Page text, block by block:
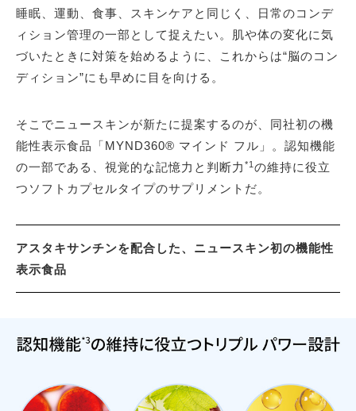
睡眠、運動、食事、スキンケアと同じく、日常のコンデ
ィション管理の一部として捉えたい。肌や体の変化に気
づいたときに対策を始めるように、これからは“脳のコン
ディション”にも早めに目を向ける。
そこでニュースキンが新たに提案するのが、同社初の機
能性表示食品「MYND360® マインド フル」。認知機能
の一部である、視覚的な記憶力と判断力 *1 の維持に役立
つソフトカプセルタイプのサプリメントだ。
アスタキサンチンを配合した、ニュースキン初の機能性
表示食品